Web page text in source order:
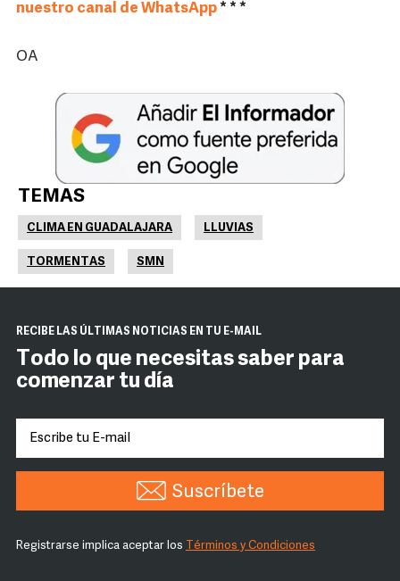
nuestro canal de WhatsApp* * *
OA
TEMAS
CLIMA EN GUADALAJARA LLUVIAS
TORMENTAS SMN
RECIBE LAS ÚLTIMAS NOTICIAS EN TU E-MAIL
Todo lo que necesitas saber para
comenzar tu día
Suscríbete
Registrarse implica aceptar los Términos y Condiciones